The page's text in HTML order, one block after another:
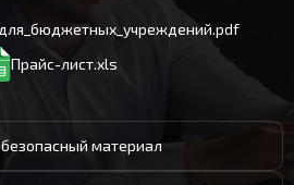
Прайс-лист.xls
безопасный материал